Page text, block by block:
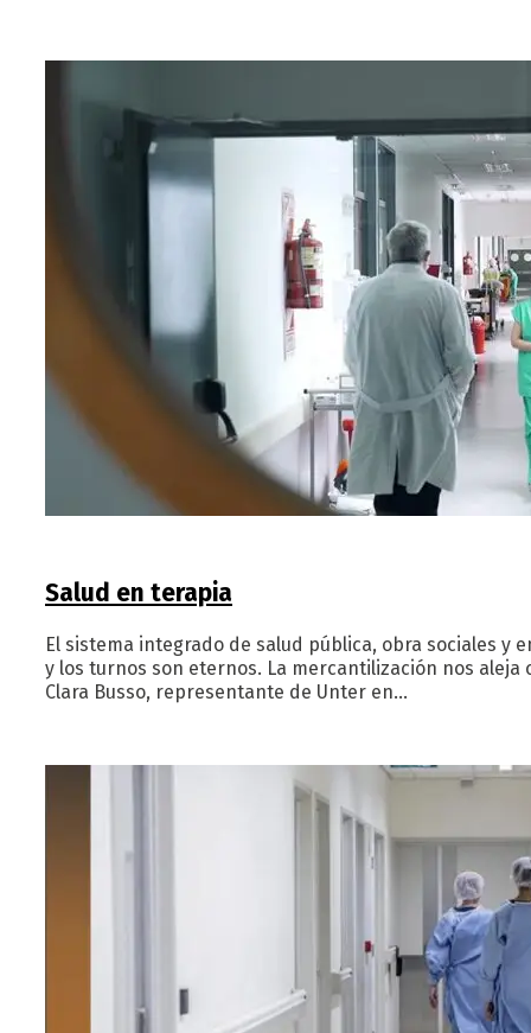
Salud en terapia
El sistema integrado de salud pública, obra sociales y
y los turnos son eternos. La mercantilización nos aleja
Clara Busso, representante de Unter en…